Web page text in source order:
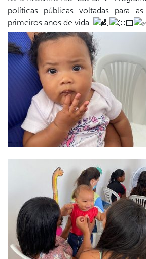
políticas públicas voltadas para
primeiros anos de vida.